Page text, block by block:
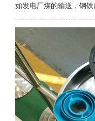
如发电厂煤的输送，钢